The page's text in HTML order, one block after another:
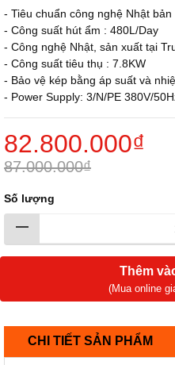
- Tiêu chuẩn công nghệ Nhật bản
- Công suất hút ẩm : 480L/Day
- Công nghệ Nhật, sản xuất tại
- Công suất tiêu thụ : 7.8KW
- Bảo vệ kép bằng áp suất và
- Power Supply: 3/N/PE 380V/
82.800.000₫
87.000.000₫
Số lượng
Thêm
(Mua online
CHI TIẾT SẢN PHẨM